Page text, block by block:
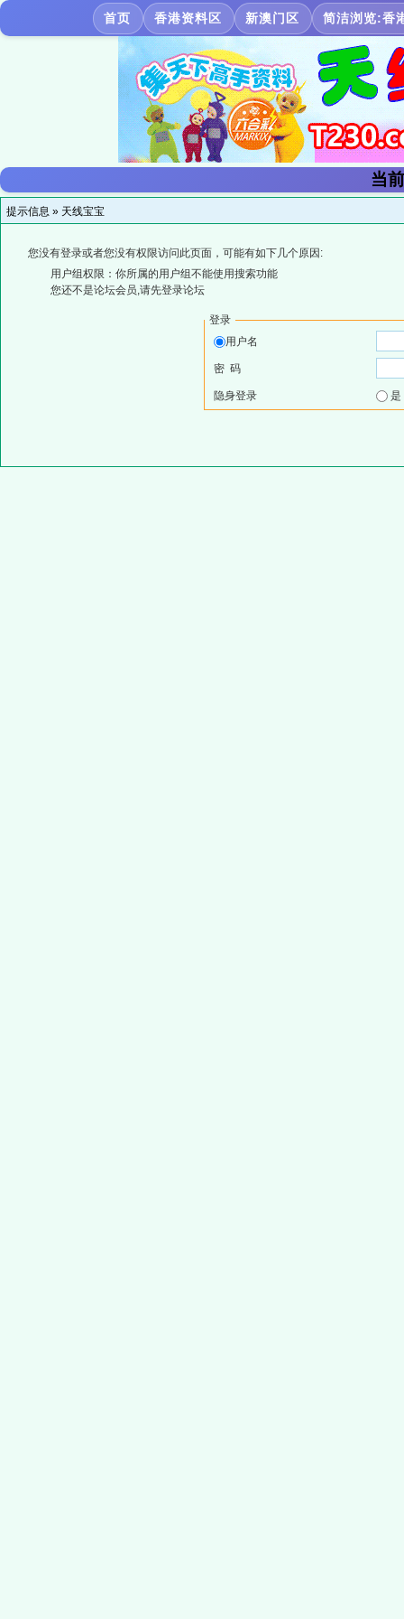
首页 香港资料区 新澳门区 简洁浏览:香
当
提示信息 » 天线宝宝
您没有登录或者您没有权限访问此页面，可能有如下几个原因:
用户组权限：你所属的用户组不能使用搜索功能
您还不是论坛会员,请先登录论坛
登录
用户名
密 码
隐身登录